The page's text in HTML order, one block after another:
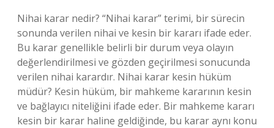
Nihai karar nedir? “Nihai karar” terimi, bir sürecin
sonunda verilen nihai ve kesin bir kararı ifade eder.
Bu karar genellikle belirli bir durum veya olayın
değerlendirilmesi ve gözden geçirilmesi sonucunda
verilen nihai karardır. Nihai karar kesin hüküm
müdür? Kesin hüküm, bir mahkeme kararının kesin
ve bağlayıcı niteliğini ifade eder. Bir mahkeme kararı
kesin bir karar haline geldiğinde, bu karar aynı konu